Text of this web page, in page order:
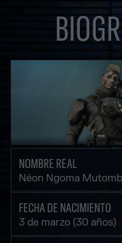
NOMBRE REAL
Néon Ngoma
FECHA DE NACIMIENTO
3 de marzo (30 años)